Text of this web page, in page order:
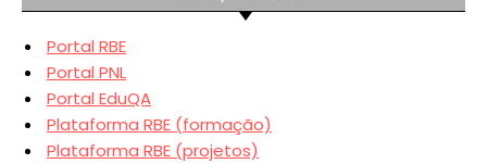
Portal RBE
Portal PNL
Portal EduQA
Plataforma RBE (formação)
Plataforma RBE (projetos)